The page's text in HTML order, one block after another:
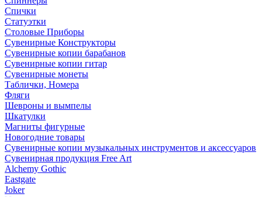
Спички
Статуэтки
Столовые Приборы
Сувенирные Конструкторы
Сувенирные копии барабанов
Сувенирные копии гитар
Сувенирные монеты
Таблички, Номера
Фляги
Шевроны и вымпелы
Шкатулки
Магниты фигурные
Новогодние товары
Сувенирные копии музыкальных инструментов и аксессуаров
Сувенирная продукция Free Art
Alchemy Gothic
Eastgate
Joker